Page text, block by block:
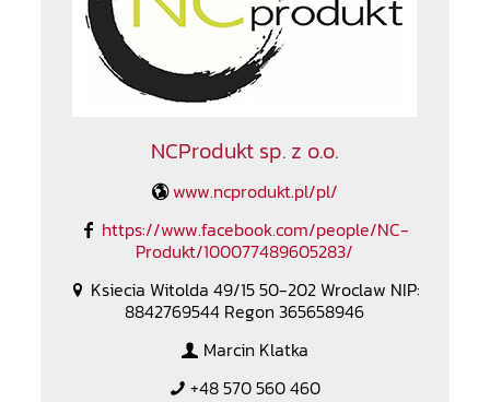
NCProdukt sp. z o.o.
www.ncprodukt.pl/pl/
https://www.facebook.com/people/NC-
Produkt/100077489605283/
Ksiecia Witolda 49/15 50-202 Wroclaw NIP:
8842769544 Regon 365658946
Marcin Klatka
+48 570 560 460